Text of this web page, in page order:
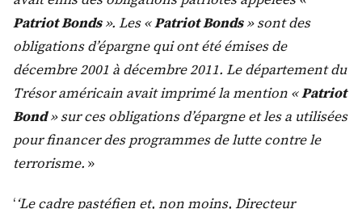
Patriot Bonds». Les «Patriot Bonds» sont des
obligations d’épargne qui ont été émises de
décembre 2001 à décembre 2011. Le département du
Trésor américain avait imprimé la mention «Patriot
Bond» sur ces obligations d’épargne et les a utilisées
pour financer des programmes de lutte contre le
terrorisme. »
‘‘Le cadre pastéfien et, non moins, Directeur